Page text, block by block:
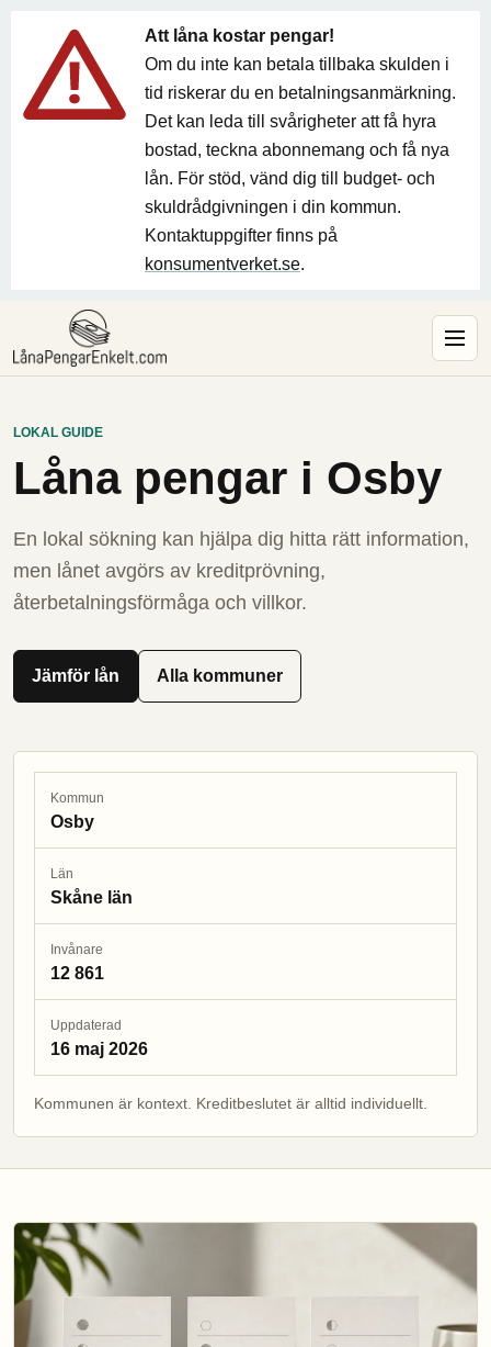
Att låna kostar pengar!
Om du inte kan betala tillbaka skulden i
tid riskerar du en betalningsanmärkning.
Det kan leda till svårigheter att få hyra
bostad, teckna abonnemang och få nya
lån. För stöd, vänd dig till budget- och
skuldrådgivningen i din kommun.
Kontaktuppgifter finns på
konsumentverket.se.
LOKAL GUIDE
Låna pengar i Osby
En lokal sökning kan hjälpa dig hitta rätt information,
men lånet avgörs av kreditprövning,
återbetalningsförmåga och villkor.
Jämför lån Alla kommuner
Kommun
Osby
Län
Skåne län
Invånare
12 861
Uppdaterad
16 maj 2026
Kommunen är kontext. Kreditbeslutet är alltid individuellt.